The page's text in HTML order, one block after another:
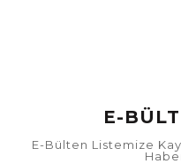
E-
E-Bülten Listemize